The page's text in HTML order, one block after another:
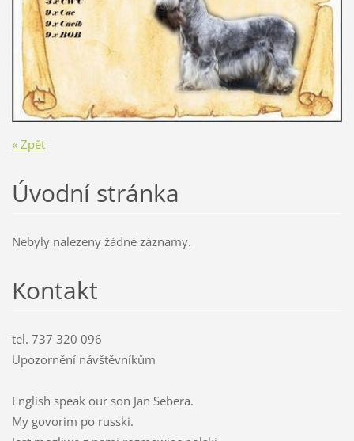
« Zpět
Úvodní stránka
Nebyly nalezeny žádné záznamy.
Kontakt
tel. 737 320 096
Upozornění návštěvníkům
English speak our son Jan Sebera.
My govorim po russki.